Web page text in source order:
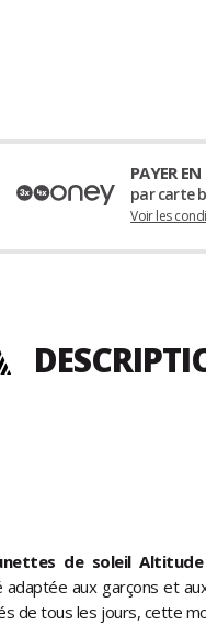
PAYER
par carte
Voir les
de soleil Altitude
adaptée aux garçons et
de tous les jours, cette